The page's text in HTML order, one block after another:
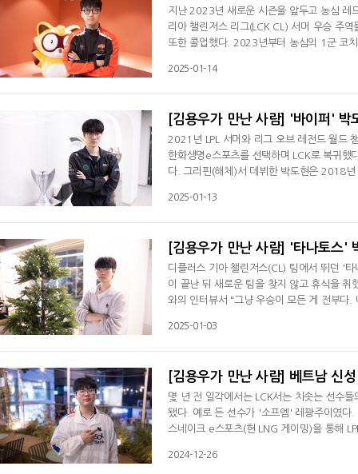
지난 2023년 새로운 시즌을 앞두고 농심 레
리아 챌린저스 리그(LCK CL) 서머 우승 주
또한 콜업했다. 2023년부터 농심의 1군 코
했다. 2년 간 한 번도 플레이오프에 오르지
2025-01-14
[김용우가 만난 사람] '바이퍼'
2021년 LPL 서머와 리그 오브 레전드 월드
한화생명e스포츠를 선택하며 LCK로 복귀
다. 그리핀(해체)서 데뷔한 박도현은 2018
도 우승LCK서 우승에 도전했지만 쉽지 않
2025-01-13
[김용우가 만난 사람] '타나토스'
디플러스 기아 챌린저스(CL) 팀에서 뛰던 '
이 끝난 뒤 새로운 팀을 찾지 않고 휴식을 취
와의 인터뷰서 "그냥 우승이 모든 게 전부다
년 시즌은 다를 거다현실은 달랐다. LCS 서
2025-01-03
[김용우가 만난 사람] 베트남 신
몇 년 전 일각에서는 LCK서는 치솟는 선수
됐다. 예로 든 선수가 '소프엠' 레꽝주이였
스네이크 e스포츠(현 LNG 게이밍)을 통해
놀라게 했다. 많은 이들이 오랜 시간 동안 유
2024-12-26